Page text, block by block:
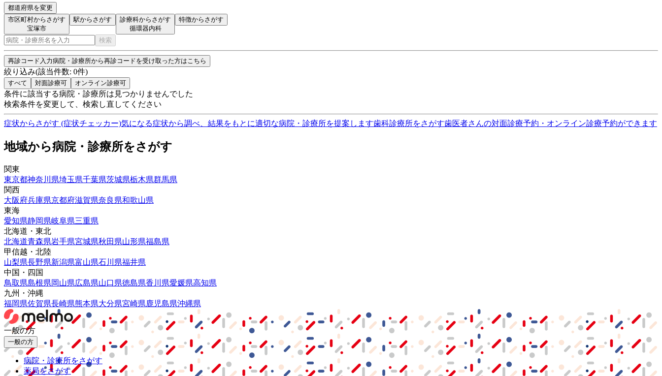
都道府県を変更
市区町村からさがす
宝塚市
駅からさがす
診療科からさがす
循環器内科
特徴からさがす
検索
再診コード入力病院・診療所から再診コードを受け取った方はこちら
絞り込み(該当件数: 0件)
すべて 対面診療可 オンライン診療可
条件に該当する病院・診療所は見つかりませんでした
検索条件を変更して、検索し直してください
症状からさがす (症状チェッカー)気になる症状から調べ、結果をもとに適切な病院・診療所を提案します歯科診療所をさがす歯医者さんの対面診療予約・オンライン診療予約ができます
地域から病院・診療所をさがす
関東
東京都神奈川県埼玉県千葉県茨城県栃木県群馬県
関西
大阪府兵庫県京都府滋賀県奈良県和歌山県
東海
愛知県静岡県岐阜県三重県
北海道・東北
北海道青森県岩手県宮城県秋田県山形県福島県
甲信越・北陸
山梨県長野県新潟県富山県石川県福井県
中国・四国
鳥取県島根県岡山県広島県山口県徳島県香川県愛媛県高知県
九州・沖縄
福岡県佐賀県長崎県熊本県大分県宮崎県鹿児島県沖縄県
一般の方
一般の方
病院・診療所をさがす
薬局をさがす